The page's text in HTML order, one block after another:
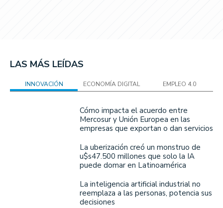
LAS MÁS LEÍDAS
INNOVACIÓN ECONOMÍA DIGITAL EMPLEO 4.0
Cómo impacta el acuerdo entre
Mercosur y Unión Europea en las
empresas que exportan o dan servicios
La uberización creó un monstruo de
u$s47.500 millones que solo la IA
puede domar en Latinoamérica
La inteligencia artificial industrial no
reemplaza a las personas, potencia sus
decisiones